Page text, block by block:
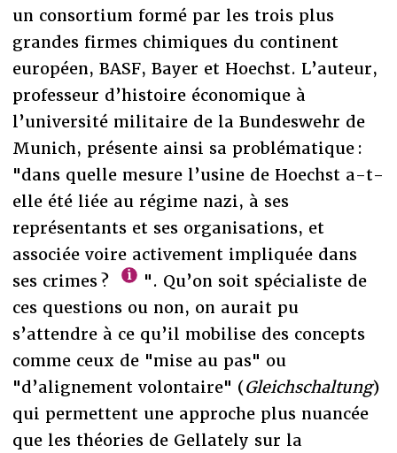
un consortium formé par les trois plus
grandes firmes chimiques du continent
européen, BASF, Bayer et Hoechst. L’auteur,
professeur d’histoire économique à
l’université militaire de la Bundeswehr de
Munich, présente ainsi sa problématique :
"dans quelle mesure l’usine de Hoechst a-t-
elle été liée au régime nazi, à ses
représentants et ses organisations, et
associée voire activement impliquée dans
ses crimes ?
". Qu’on soit spécialiste de
ces questions ou non, on aurait pu
s’attendre à ce qu’il mobilise des concepts
comme ceux de "mise au pas" ou
"d’alignement volontaire" (Gleichschaltung)
qui permettent une approche plus nuancée
que les théories de Gellately sur la